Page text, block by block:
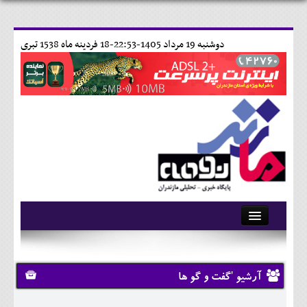
18 فردينه ماه 1538 تبری دوشنبه 19 مرداد 1405-22:53-
آرشیو
تماس با ما
وبلاگ
آرشیو 'گفت و گو ها